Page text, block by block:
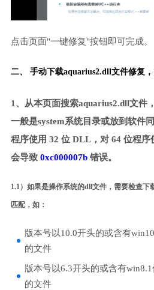
点击页面"一键修复"按钮即可完成。
二、 手动下载aquarius2.dll文件修复，
1、从本页面搜索aquarius2.dll文件
一般是system系统目录或放到软件
程序使用 32 位 DLL，对 64 位程
会导致 0xc000007b错误。
1.1）如果是操作系统的dll文件，需要检查
匹配，如：
版本号以10.0开头的或含有
的文件
版本号以6.3开头的或含有
的文件